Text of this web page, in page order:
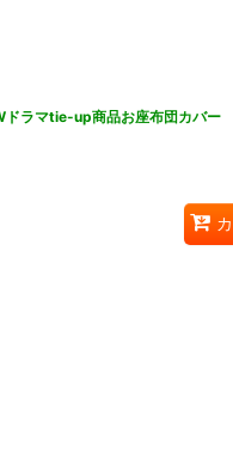
ドラマtie-up商品お座布団カバ